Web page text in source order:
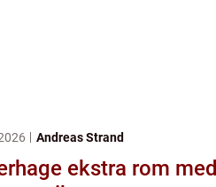
Andreas Strand
rom med lys,